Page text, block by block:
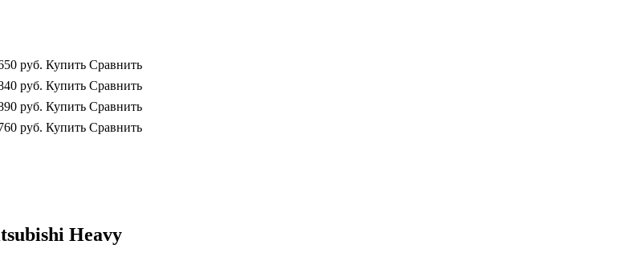
руб. Купить Сравнить
руб. Купить Сравнить
руб. Купить Сравнить
руб. Купить Сравнить
Heavy